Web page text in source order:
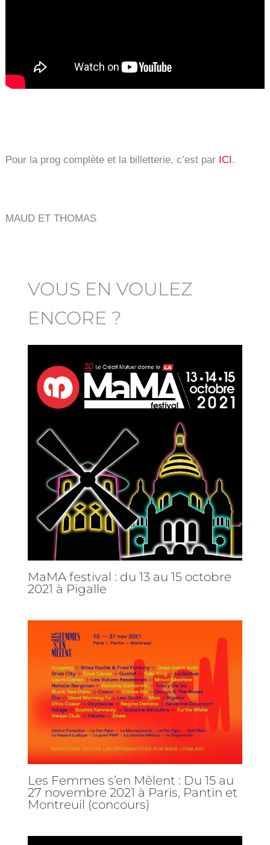
Pour la prog complète et la billetterie, c’est par ICI.
MAUD ET THOMAS
VOUS EN VOULEZ
ENCORE ?
MaMA festival : du 13 au 15 octobre
2021 à Pigalle
Les Femmes s’en Mêlent : Du 15 au
27 novembre 2021 à Paris, Pantin et
Montreuil (concours)